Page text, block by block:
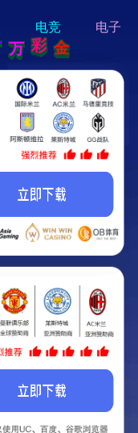
啦...
设.
站.